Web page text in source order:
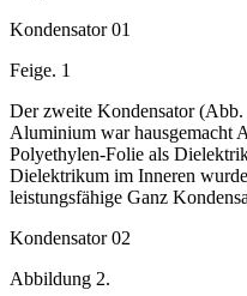
Kondensator 01
Feige. 1
Der zweite Kondensator
Aluminium war hausgemacht
Polyethylen-Folie als
Dielektrikum im Inneren
leistungsfähige Ganz
Kondensator 02
Abbildung 2.